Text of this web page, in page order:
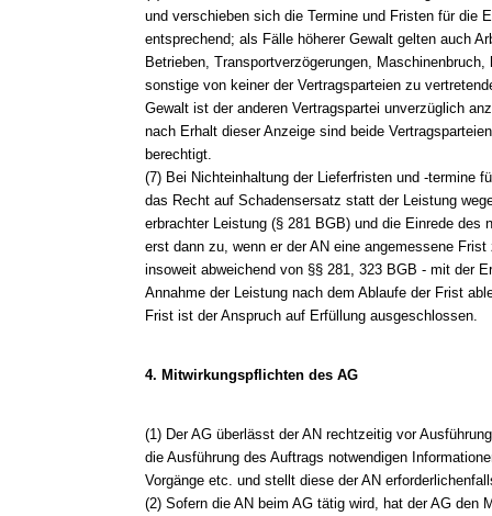
und verschieben sich die Termine und Fristen für die
entsprechend; als Fälle höherer Gewalt gelten auch
Betrieben, Transportverzögerungen,
sonstige von keiner der Vertragsparteien zu
Gewalt ist der anderen Vertragspartei unverzüglich
nach Erhalt dieser Anzeige sind beide
berechtigt.
(7) Bei Nichteinhaltung der Lieferfristen und -termine
das Recht auf Schadensersatz statt der Leistung
erbrachter Leistung (§ 281 BGB) und die Einrede des
erst dann zu, wenn er der AN eine angemessene
insoweit abweichend von §§ 281, 323 BGB - mit der
Annahme der Leistung nach dem Ablaufe der Frist
Frist ist der Anspruch auf Erfüllung ausgeschlossen.
4. Mitwirkungspflichten des AG
(1) Der AG überlässt der AN rechtzeitig vor
die Ausführung des Auftrags notwendigen
Vorgänge etc. und stellt diese der AN
(2) Sofern die AN beim AG tätig wird, hat der AG den